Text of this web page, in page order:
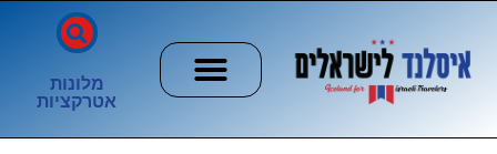
מלונות
אטרקציות